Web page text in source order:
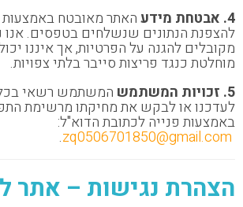
4. אבטחת מידע
להצפנת הנתונים שנשלחים בטפסים. אנו
מקובלים להגנה על הפרטיות, אך איננו
מוחלטת כנגד פריצות סייבר בלתי צפויות.
5. זכויות המשתמש
המשתמש רשאי בכל
לעדכנו או לבקש את מחיקתו מרשימת
באמצעות פנייה לכתובת הדוא"ל:
zq0506701850@gmail.com
.
הצהרת נגישות – אתר